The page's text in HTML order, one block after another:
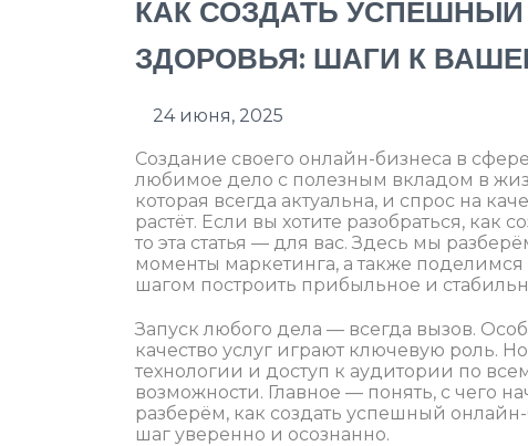
КАК СОЗДАТЬ
ЗДОРОВЬЯ: ШАГИ К
24 июня, 2025
Создание своего онлайн-бизнеса в
любимое дело с полезным вкладом в
которая всегда актуальна, и спрос на
растёт. Если вы хотите разобраться,
то эта статья — для вас. Здесь мы
моменты маркетинга, а также
шагом построить прибыльное и
Запуск любого дела — всегда вызов.
качество услуг играют ключевую роль.
технологии и доступ к аудитории по
возможности. Главное — понять, с чего
разберём, как создать успешный
шаг уверенно и осознанно.